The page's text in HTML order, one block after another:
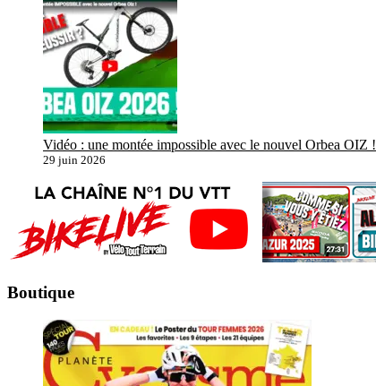
Vidéo : une montée impossible avec le nouvel Orbea OIZ !
29 juin 2026
Boutique